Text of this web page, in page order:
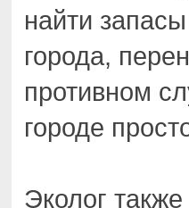
найти
города,
противном
городе
Эколог